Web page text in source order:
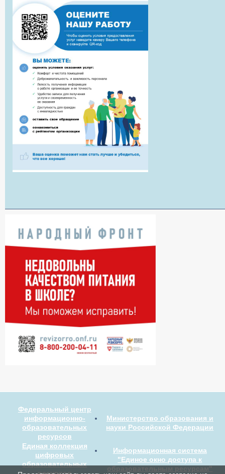
Федеральный центр
информационно-
образовательных
ресурсов
Министерство образования и
науки Российской Федерации
Единая коллекция
цифровых
образовательных
Информационная система
"Единое окно доступа к
образовательным ресурсам"